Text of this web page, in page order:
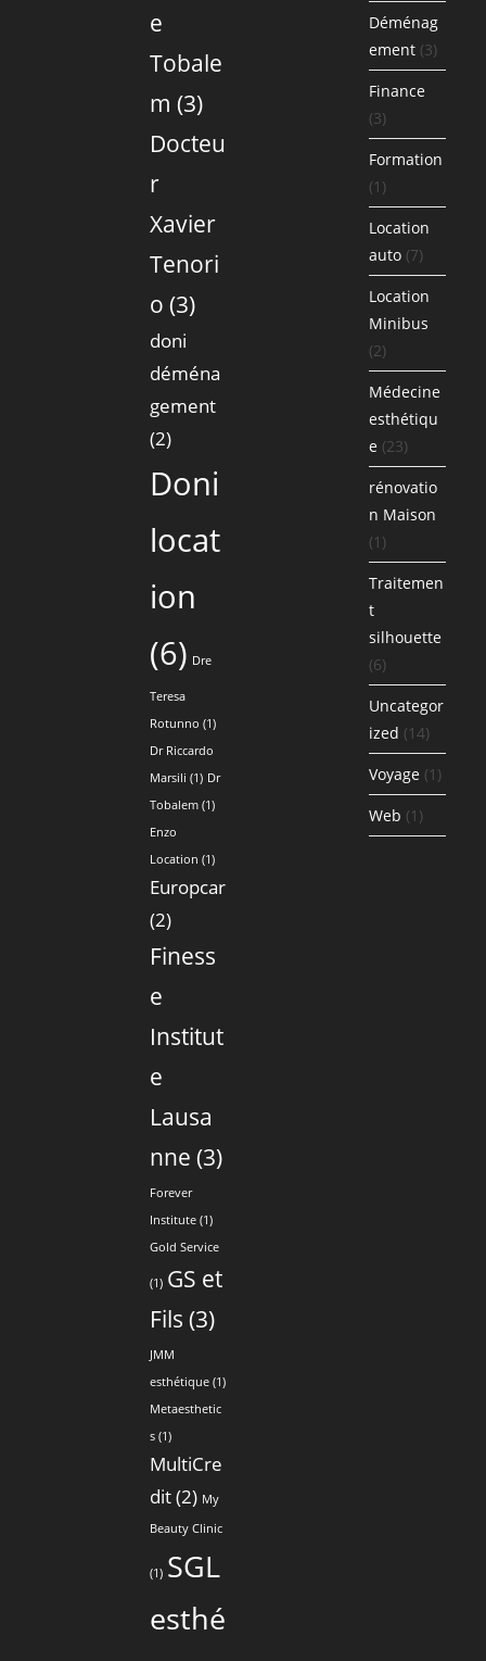
e
Tobale
m (3)
Docteu
r
Xavier
Tenori
o (3)
doni
déména
gement
(2)
Doni
locat
ion
(6) Dre
Teresa
Rotunno (1)
Dr Riccardo
Marsili (1) Dr
Tobalem (1)
Enzo
Location (1)
Europcar
(2)
Finess
e
Institut
e
Lausa
nne (3)
Forever
Institute (1)
Gold Service
(1) GS et
Fils (3)
JMM
esthétique (1)
Metaesthetic
s (1)
MultiCre
dit(2) My
Beauty Clinic
(1) SGL
esthé
Déménag
ement (3)
Finance
(3)
Formation
(1)
Location
auto (7)
Location
Minibus
(2)
Médecine
esthétiqu
e (23)
rénovatio
n Maison
(1)
Traitemen
t
silhouette
(6)
Uncategor
ized (14)
Voyage (1)
Web (1)